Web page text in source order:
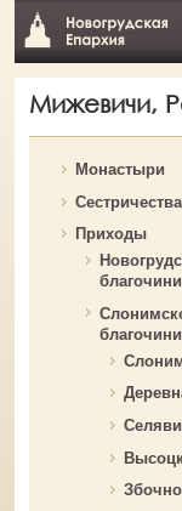
Мижевичи,
Монастыри
Сестричества
Приходы
Збочно